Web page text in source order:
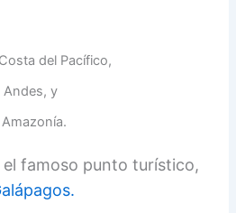
del Pacífico,
Andes, y
famoso punto turístico,